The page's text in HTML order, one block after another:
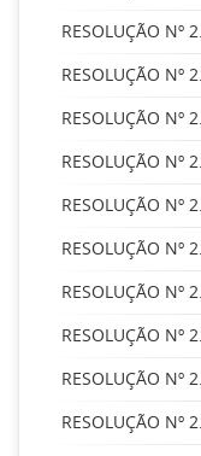
RESOLUÇÃO Nº
RESOLUÇÃO Nº
RESOLUÇÃO Nº
RESOLUÇÃO Nº
RESOLUÇÃO Nº
RESOLUÇÃO Nº
RESOLUÇÃO Nº
RESOLUÇÃO Nº
RESOLUÇÃO Nº
RESOLUÇÃO Nº